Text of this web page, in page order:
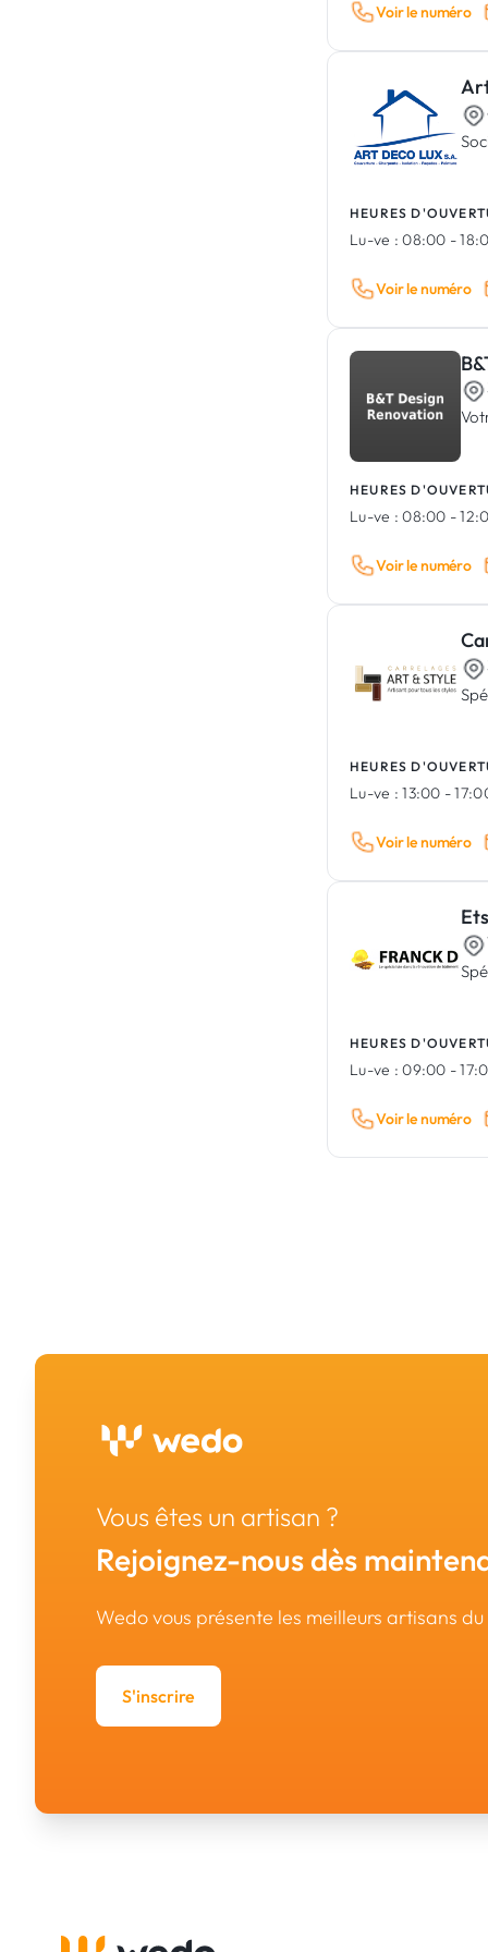
Voir le numéro
HEURES
Lu-ve : 08:00 -
Voir le numéro
HEURES
Lu-ve : 08:00 -
Voir le numéro
HEURES
Lu-ve : 13:00 -
Voir le numéro
HEURES
Lu-ve : 09:00 -
Voir le numéro
Vous êtes un artisan ?
Rejoignez-nous dès
Wedo vous présente les meilleurs artisans
S'inscrire